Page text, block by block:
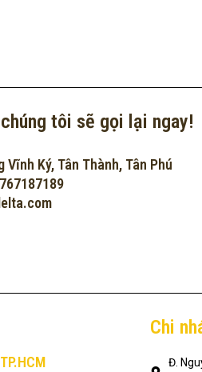
tôi sẽ gọi lại ngay!
Ký, Tân Thành, Tân Phú
Chi
Đ.